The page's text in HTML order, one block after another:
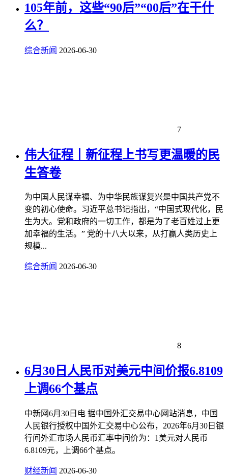
105年前，这些“90后”“00后”在干什
么？
综合新闻 2026-06-30
7
伟大征程丨新征程上书写更温暖的民
生答卷
为中国人民谋幸福、为中华民族谋复兴是中国共产党不
变的初心使命。习近平总书记指出，“中国式现代化，民
生为大。党和政府的一切工作，都是为了老百姓过上更
加幸福的生活。” 党的十八大以来，从打赢人类历史上
规模...
综合新闻 2026-06-30
8
6月30日人民币对美元中间价报6.8109
上调66个基点
中新网6月30日电 据中国外汇交易中心网站消息，中国
人民银行授权中国外汇交易中心公布，2026年6月30日银
行间外汇市场人民币汇率中间价为：1美元对人民币
6.8109元，上调66个基点。
财经新闻 2026-06-30